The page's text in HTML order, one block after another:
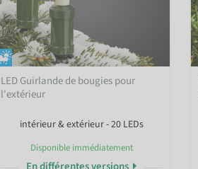
LED Guirlande de bougies pour
l'extérieur
intérieur & extérieur - 20 LEDs
Disponible immédiatement